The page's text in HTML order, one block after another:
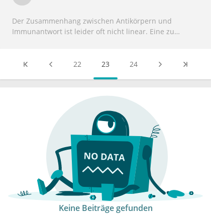
Der Zusammenhang zwischen Antikörpern und
Immunantwort ist leider oft nicht linear. Eine zu
einem Allergie ähnlichen Mechnismus folgen. Falls
im flächendeckenden Testen.
22 23 24
Keine Beiträge gefunden